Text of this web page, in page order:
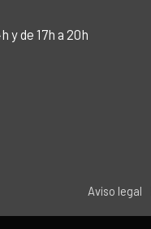
y de 17h a 20h
Aviso legal